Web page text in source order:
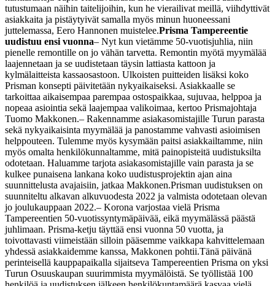
tutustumaan näihin taitelijoihin, kun he vierailivat meillä, viihdyttivät
asiakkaita ja pistäytyivät samalla myös minun huoneessani
juttelemassa, Eero Hannonen muistelee.Prisma Tampereentie
uudistuu ensi vuonna– Nyt kun vietämme 50-vuotisjuhlia, niin
pienelle remontille on jo vähän tarvetta. Remontin myötä myymälää
laajennetaan ja se uudistetaan täysin lattiasta kattoon ja
kylmälaitteista kassaosastoon. Ulkoisten puitteiden lisäksi koko
Prisman konsepti päivitetään nykyaikaiseksi. Asiakkaalle se
tarkoittaa aikaisempaa parempaa ostospaikkaa, sujuvaa, helppoa ja
nopeaa asiointia sekä laajempaa valikoimaa, kertoo Prismajohtaja
Tuomo Makkonen.– Rakennamme asiakasomistajille Turun parasta
sekä nykyaikaisinta myymälää ja panostamme vahvasti asioimisen
helppouteen. Tulemme myös kysymään paitsi asiakkailtamme, niin
myös omalta henkilökunnaltamme, mitä painopisteitä uudistuksilta
odotetaan. Haluamme tarjota asiakasomistajille vain parasta ja se
kulkee punaisena lankana koko uudistusprojektin ajan aina
suunnittelusta avajaisiin, jatkaa Makkonen.Prisman uudistuksen on
suunniteltu alkavan alkuvuodesta 2022 ja valmista odotetaan olevan
jo joulukauppaan 2022.– Korona varjostaa vielä Prisma
Tampereentien 50-vuotissyntymäpäivää, eikä myymälässä päästä
juhlimaan. Prisma-ketju täyttää ensi vuonna 50 vuotta, ja
toivottavasti viimeistään silloin pääsemme vaikkapa kahvittelemaan
yhdessä asiakkaidemme kanssa, Makkonen pohtii.Tänä päivänä
perinteisellä kauppapaikalla sijaitseva Tampereentien Prisma on yksi
Turun Osuuskaupan suurimmista myymälöistä. Se työllistää 100